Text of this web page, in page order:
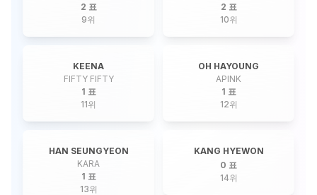
2 표
9위
2 표
10위
KEENA
FIFTY FIFTY
1 표
11위
OH HAYOUNG
APINK
1 표
12위
HAN SEUNGYEON
KARA
1 표
13위
KANG HYEWON
0 표
14위